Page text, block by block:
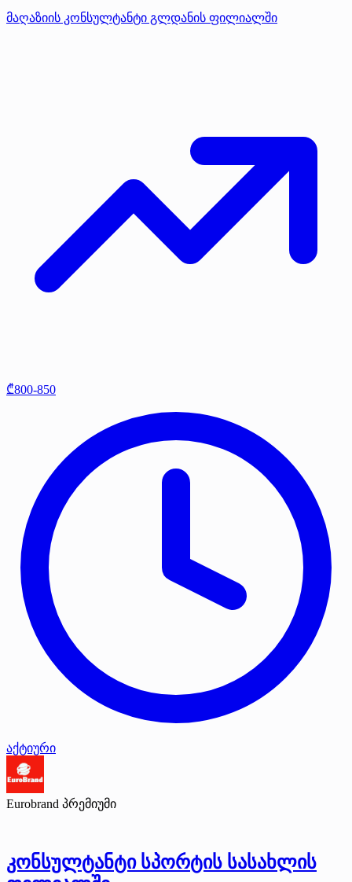
მაღაზიის კონსულტანტი გლდანის ფილიალში
₾800-850
აქტიური
Eurobrand პრემიუმი
კონსულტანტი სპორტის სასახლის